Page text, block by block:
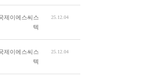
제이에스씨스
텍
25.12.04
제이에스씨스
텍
25.12.04